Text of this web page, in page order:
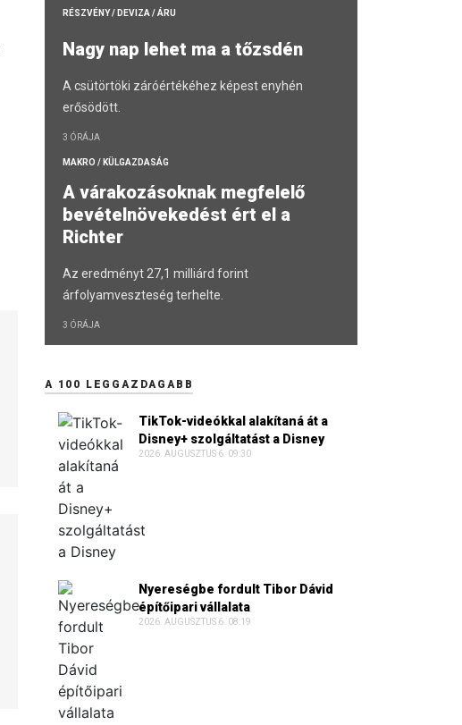
RÉSZVÉNY / DEVIZA / ÁRU
Nagy nap lehet ma a tőzsdén
A csütörtöki záróértékéhez képest enyhén
erősödött.
3 ÓRÁJA
MAKRO / KÜLGAZDASÁG
A várakozásoknak megfelelő
bevételnövekedést ért el a
Richter
Az eredményt 27,1 milliárd forint
árfolyamveszteség terhelte.
3 ÓRÁJA
A 100 LEGGAZDAGABB
TikTok-videókkal alakítaná át a
Disney+ szolgáltatást a Disney
2026. AUGUSZTUS 6. 09:30
Nyereségbe fordult Tibor Dávid
építőipari vállalata
2026. AUGUSZTUS 6. 08:19